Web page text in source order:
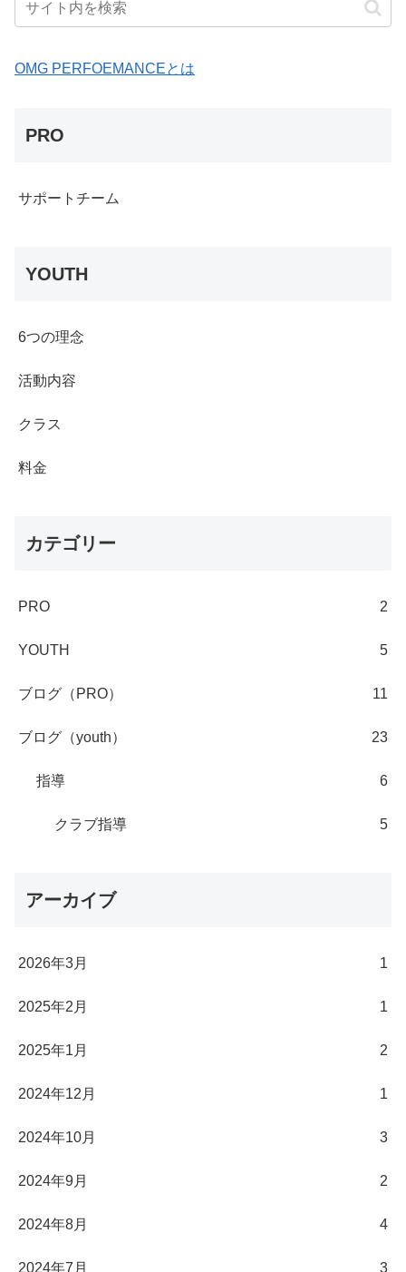
OMG PERFOEMANCEとは
PRO
サポートチーム
YOUTH
6つの理念
活動内容
クラス
料金
カテゴリー
PRO 2
YOUTH 5
ブログ（PRO） 11
ブログ（youth） 23
指導 6
クラブ指導 5
アーカイブ
2026年3月 1
2025年2月 1
2025年1月 2
2024年12月 1
2024年10月 3
2024年9月 2
2024年8月 4
2024年7月 3